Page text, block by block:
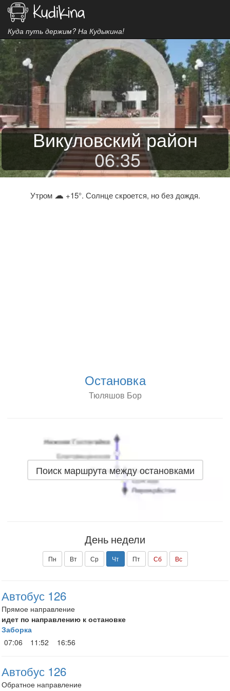
Куда путь держим? На Кудыкина!
Викуловский район
06:35
Утром ☁ +15°. Солнце скроется, но без дождя.
Остановка
Тюляшов Бор
Поиск маршрута между остановками
День недели
Пн Вт Ср Чт Пт Сб Вс
Автобус 126
Прямое направление
идет по направлению к остановке
Заборка
07:06
11:52 16:56
Автобус 126
Обратное направление